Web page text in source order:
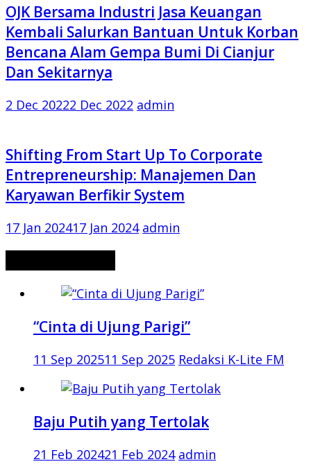
OJK Bersama Industri Jasa Keuangan
Kembali Salurkan Bantuan Untuk Korban
Bencana Alam Gempa Bumi Di Cianjur
Dan Sekitarnya
2 Dec 20222 Dec 2022 admin
Shifting From Start Up To Corporate
Entrepreneurship: Manajemen Dan
Karyawan Berfikir System
17 Jan 202417 Jan 2024 admin
“Cinta di Ujung Parigi”
11 Sep 202511 Sep 2025 Redaksi K-Lite FM
Baju Putih yang Tertolak
21 Feb 202421 Feb 2024 admin